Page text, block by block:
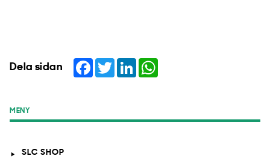
Dela sidan Facebook
TwitterLinkedIn
MENY
SLC SHOP